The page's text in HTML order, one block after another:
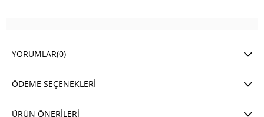
YORUMLAR(0)
ÖDEME SEÇENEKLERI
ÜRÜN ÖNERILERI